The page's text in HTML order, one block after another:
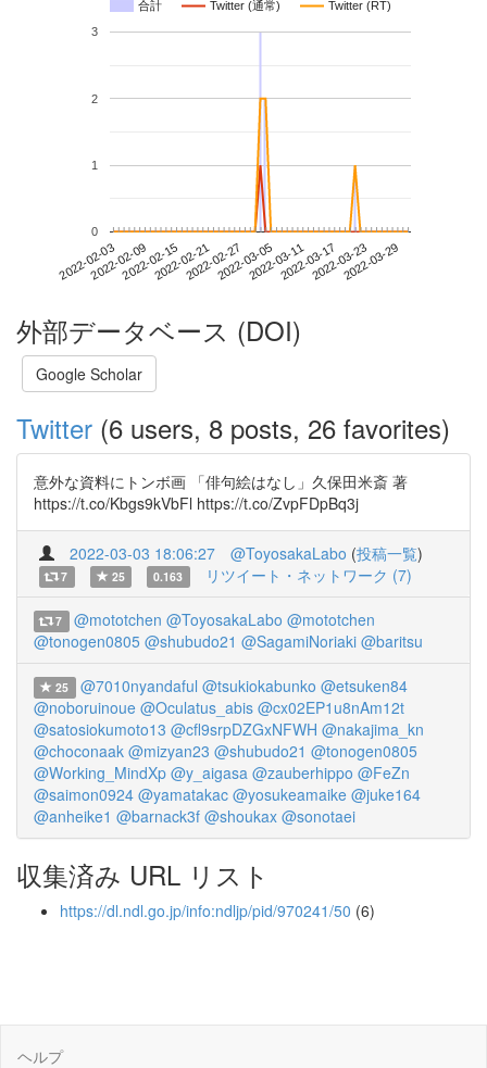
合計 Twitter (通常) Twitter (RT)
2022-02-032022-02-092022-02-152022-02-212022-02-272022-03-052022-03-112022-03-172022-03-232022-03-29
0
1
2
3
外部データベース (DOI)
Google Scholar
Twitter (6 users, 8 posts, 26 favorites)
意外な資料にトンボ画 「俳句絵はなし」久保田米斎 著
https://t.co/Kbgs9kVbFl https://t.co/ZvpFDpBq3j
2022-03-03 18:06:27 @ToyosakaLabo (投稿一覧)
7 25 0.163 リツイート・ネットワーク (7)
7 @mototchen @ToyosakaLabo @mototchen
@tonogen0805 @shubudo21 @SagamiNoriaki @baritsu
25 @7010nyandaful @tsukiokabunko @etsuken84
@noboruinoue @Oculatus_abis @cx02EP1u8nAm12t
@satosiokumoto13 @cfl9srpDZGxNFWH @nakajima_kn
@choconaak @mizyan23 @shubudo21 @tonogen0805
@Working_MindXp @y_aigasa @zauberhippo @FeZn
@saimon0924 @yamatakac @yosukeamaike @juke164
@anheike1 @barnack3f @shoukax @sonotaei
収集済み URL リスト
https://dl.ndl.go.jp/info:ndljp/pid/970241/50 (6)
ヘルプ